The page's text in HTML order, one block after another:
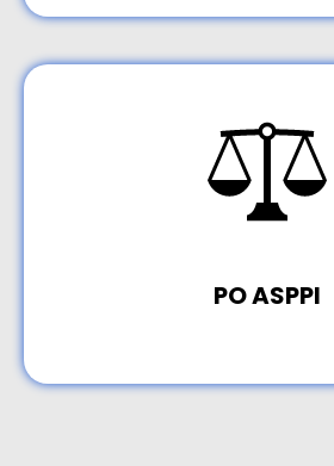
PO ASPPI